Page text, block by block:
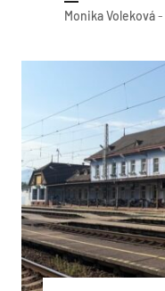
Monika Voleková-